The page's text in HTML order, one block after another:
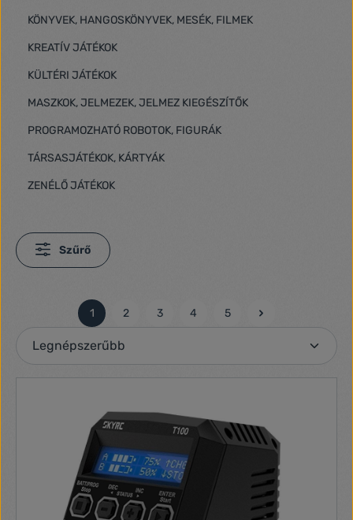
KÖNYVEK, HANGOSKÖNYVEK, MESÉK, FILMEK
KREATÍV JÁTÉKOK
KÜLTÉRI JÁTÉKOK
MASZKOK, JELMEZEK, JELMEZ KIEGÉSZÍTŐK
PROGRAMOZHATÓ ROBOTOK, FIGURÁK
TÁRSASJÁTÉKOK, KÁRTYÁK
ZENÉLŐ JÁTÉKOK
Szűrő
Oldal
1
Oldal
2
Oldal
3
Oldal
4
Oldal
5